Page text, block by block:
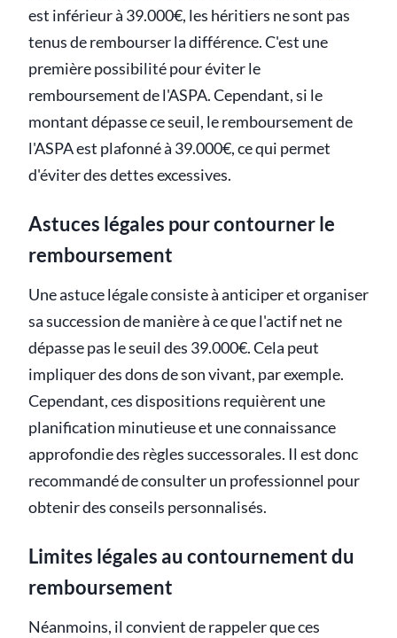
est inférieur à 39.000€, les héritiers ne sont pas
tenus de rembourser la différence. C'est une
première possibilité pour éviter le
remboursement de l'ASPA. Cependant, si le
montant dépasse ce seuil, le remboursement de
l'ASPA est plafonné à 39.000€, ce qui permet
d'éviter des dettes excessives.
Astuces légales pour contourner le
remboursement
Une astuce légale consiste à anticiper et organiser
sa succession de manière à ce que l'actif net ne
dépasse pas le seuil des 39.000€. Cela peut
impliquer des dons de son vivant, par exemple.
Cependant, ces dispositions requièrent une
planification minutieuse et une connaissance
approfondie des règles successorales. Il est donc
recommandé de consulter un professionnel pour
obtenir des conseils personnalisés.
Limites légales au contournement du
remboursement
Néanmoins, il convient de rappeler que ces